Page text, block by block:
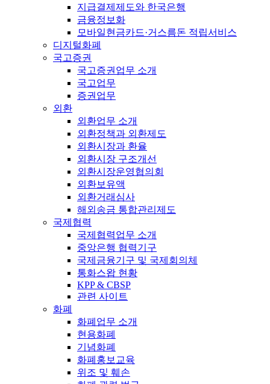
지급결제제도와 한국은행
금융정보화
모바일현금카드·거스름돈 적립서비스
디지털화폐
국고증권
국고증권업무 소개
국고업무
증권업무
외환
외환업무 소개
외환정책과 외환제도
외환시장과 환율
외환시장 구조개선
외환시장운영협의회
외환보유액
외환거래심사
해외송금 통합관리제도
국제협력
국제협력업무 소개
중앙은행 협력기구
국제금융기구 및 국제회의체
통화스왑 현황
KPP & CBSP
관련 사이트
화폐
화폐업무 소개
현용화폐
기념화폐
화폐홍보교육
위조 및 훼손